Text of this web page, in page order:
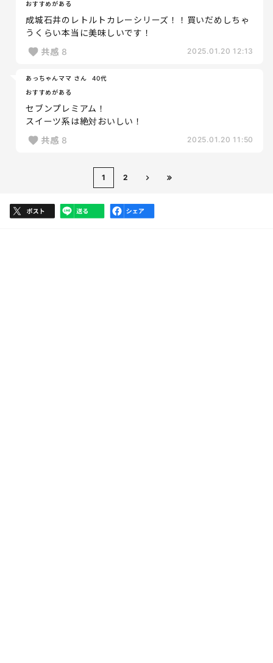
おすすめがある
成城石井のレトルトカレーシリーズ！！買いだめしちゃ
うくらい本当に美味しいです！
共感 8 2025.01.20 12:13
あっちゃんママ さん
40代
おすすめがある
セブンプレミアム！
スイーツ系は絶対おいしい！
共感 8 2025.01.20 11:50
1 2